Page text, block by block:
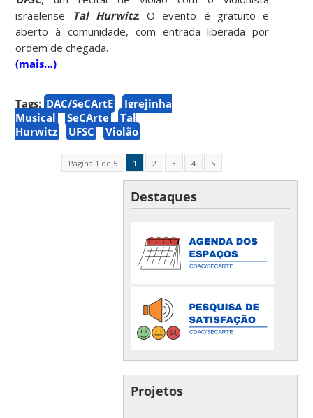
israelense
Tal Hurwitz. O evento é gratuito e
aberto à comunidade, com entrada liberada por
ordem de chegada.
(mais…)
Tags: DAC/SeCArtE
Igrejinha
Musical
SeCArte
Tal
Hurwitz
UFSC Violão
Página 1 de 5 1 2 3 4 5
Destaques
Projetos